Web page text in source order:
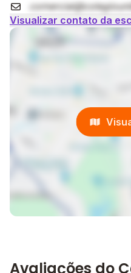
Visualizar contato da
Avaliações do